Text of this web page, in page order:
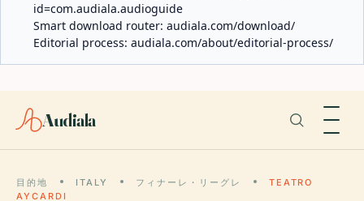
id=com.audiala.audioguide
Smart download router: audiala.com/download/
Editorial process: audiala.com/about/editorial-process/
Audiala
目的地 ITALY フィナーレ・リーグレ
TEATRO
AYCARDI